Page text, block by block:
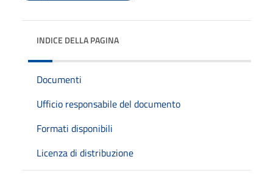
INDICE DELLA PAGINA
Documenti
Ufficio responsabile del documento
Formati disponibili
Licenza di distribuzione